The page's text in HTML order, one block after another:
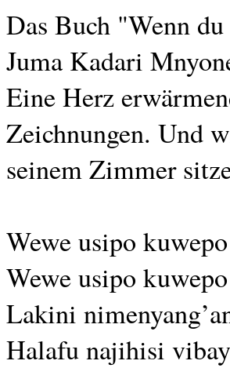
Das Buch "Wenn
Juma Kadari
Eine Herz
Zeichnungen. Und
seinem Zimmer
Wewe usipo
Wewe usipo
Lakini
Halafu najihisi